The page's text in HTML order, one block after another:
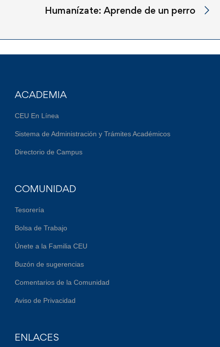
Humanízate: Aprende de un perro
ACADEMIA
CEU En Línea
Sistema de Administración y Trámites Académicos
Directorio de Campus
COMUNIDAD
Tesorería
Bolsa de Trabajo
Únete a la Familia CEU
Buzón de sugerencias
Comentarios de la Comunidad
Aviso de Privacidad
ENLACES